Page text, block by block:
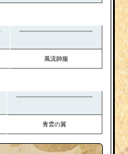
風流帥服
青雲の翼